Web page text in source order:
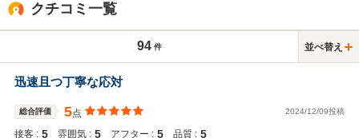
クチコミ一覧
94 件 並べ替え
迅速且つ丁寧な応対
総合評価 5点 2024/12/09投稿
接客 : 5 雰囲気 : 5 アフター : 5 品質 : 5